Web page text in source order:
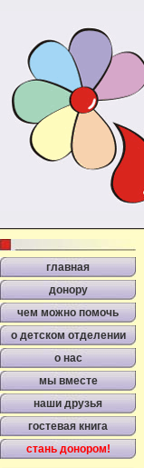
главная
донору
чем можно помочь
о детском отделении
о нас
мы вместе
наши друзья
гостевая книга
стань донором!